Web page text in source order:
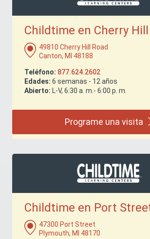
Childtime en Cherry Hill
49810 Cherry Hill Road
Canton, MI 48188
Teléfono: 877.624.2602
Edades: 6 semanas - 12 años
Abierto: L-V, 6:30 a. m.- 6:00 p. m.
Programe una visita
Childtime en Port
47300 Port Street
Plymouth, MI 48170